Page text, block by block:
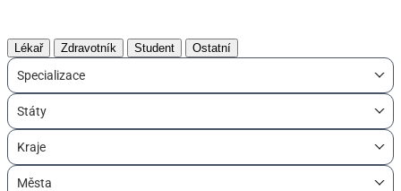
Lékař Zdravotník Student Ostatní
Specializace
Státy
Kraje
Města